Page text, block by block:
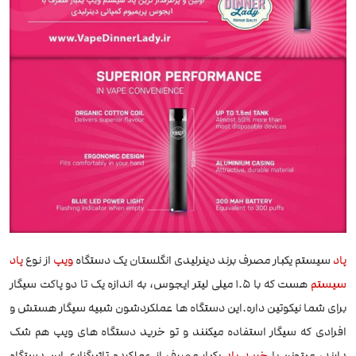
پاد سیستم یکبار مصرف برند دینرلیدی انگلستان یک دستگاهویپ از نوعپاد
سیستم
هست که با 1.5 میلی لیتر ایجوس، به اندازه یک تا دو پاکت سیگار
برای شما نیکوتین داره.این دستگاه ها عملکردشون شبیه سیگار هستش و
افرادی که سیگار استفاده میکنند و تو خرید دستگاه های ویپ هم شک